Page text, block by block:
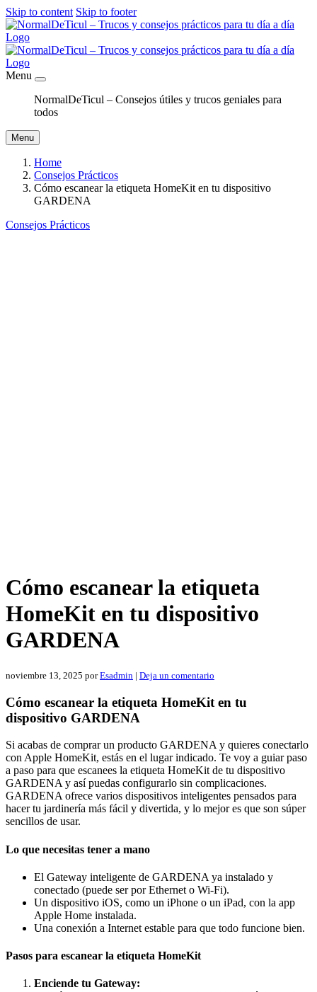
Skip to content Skip to footer
Menu
NormalDeTicul – Consejos útiles y trucos geniales para
todos
Menu
Home
Consejos Prácticos
Cómo escanear la etiqueta HomeKit en tu dispositivo
GARDENA
Consejos Prácticos
Cómo escanear la etiqueta
HomeKit en tu dispositivo
GARDENA
noviembre 13, 2025 porEsadmin | Deja un comentario
Cómo escanear la etiqueta HomeKit en tu
dispositivo GARDENA
Si acabas de comprar un producto GARDENA y quieres conectarlo
con Apple HomeKit, estás en el lugar indicado. Te voy a guiar paso
a paso para que escanees la etiqueta HomeKit de tu dispositivo
GARDENA y así puedas configurarlo sin complicaciones.
GARDENA ofrece varios dispositivos inteligentes pensados para
hacer tu jardinería más fácil y divertida, y lo mejor es que son súper
sencillos de usar.
Lo que necesitas tener a mano
El Gateway inteligente de GARDENA ya instalado y
conectado (puede ser por Ethernet o Wi-Fi).
Un dispositivo iOS, como un iPhone o un iPad, con la app
Apple Home instalada.
Una conexión a Internet estable para que todo funcione bien.
Pasos para escanear la etiqueta HomeKit
Enciende tu Gateway: